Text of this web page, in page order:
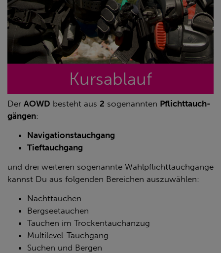
Kursablauf
Der AOWD be­steht aus 2 so­ge­nann­ten Pflicht­tauch­
gän­gen:
Navigationstauchgang
Tieftauchgang
und drei wei­te­ren so­ge­nann­te Wahl­pflicht­tauch­gän­ge
kannst Du aus fol­gen­den Be­rei­chen aus­zu­wäh­len:
Nachttauchen
Bergseetauchen
Tauchen im Trockentauchanzug
Multilevel-Tauchgang
Suchen und Bergen